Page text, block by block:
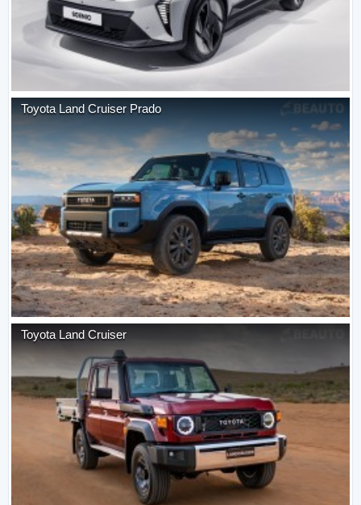
Toyota Land Cruiser Prado
Toyota Land Cruiser